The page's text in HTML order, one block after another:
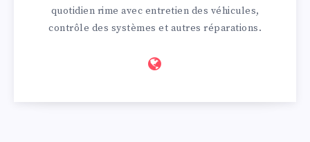
quotidien rime avec entretien des véhicules,
contrôle des systèmes et autres réparations.